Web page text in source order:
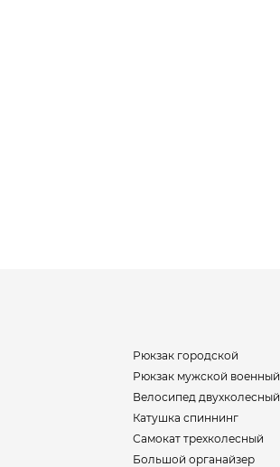
Рюкзак городской
Рюкзак мужской военный
Велосипед двухколесный
Катушка спиннинг
Самокат трехколесный
Большой органайзер